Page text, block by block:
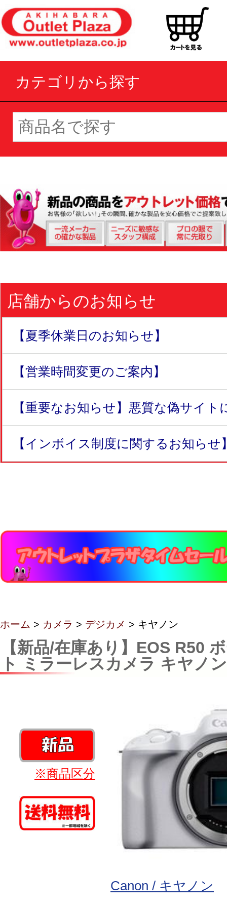
カテゴリから探す
店舗からのお知らせ
【夏季休業日のお知らせ】
【営業時間変更のご案内】
【重要なお知らせ】悪質な偽サイト
【インボイス制度に関するお知らせ
ホーム > カメラ > デジカメ > キヤノン
【新品/在庫あり】EOS R50
ト ミラーレスカメラ キヤノン
※商品区分
Canon / キヤノン